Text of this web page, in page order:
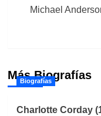
Michael
Más Biografías
Biografías
Charlotte Corday